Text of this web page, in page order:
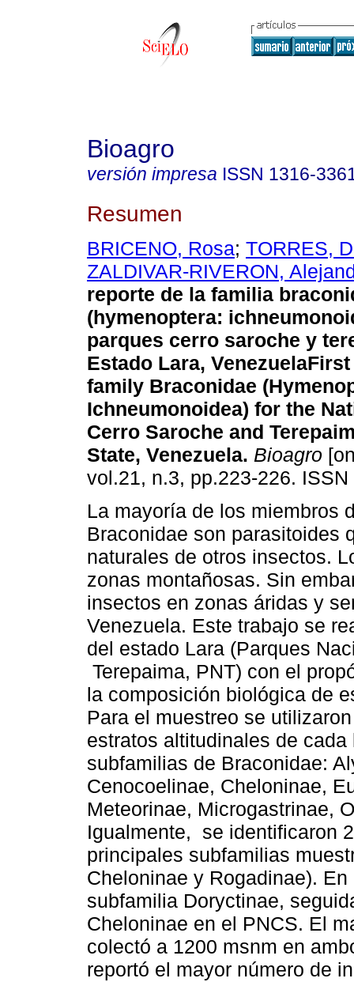
Bioagro
versión impresa ISSN 1316-
Resumen
BRICENO, Rosa; TORRES,
ZALDIVAR-RIVERON,
reporte de la familia
(hymenoptera:
parques cerro saroche y
Estado Lara, Venezuela
family Braconidae
Ichneumonoidea) for the
Cerro Saroche and
State, Venezuela. Bioagro
vol.21, n.3, pp.223-226.
La mayoría de los miembros
Braconidae son parasitoides
naturales de otros insectos.
zonas montañosas. Sin
insectos en zonas áridas y
Venezuela. Este trabajo se
del estado Lara (Parques
Terepaima, PNT) con el
la composición biológica de
Para el muestreo se
estratos altitudinales de
subfamilias de Braconidae:
Cenocoelinae, Cheloninae,
Meteorinae, Microgastrinae,
Igualmente, se identificaron
principales subfamilias
Cheloninae y Rogadinae).
subfamilia Doryctinae,
Cheloninae en el PNCS. El
colectó a 1200 msnm en
reportó el mayor número de